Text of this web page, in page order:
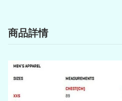
商品詳情